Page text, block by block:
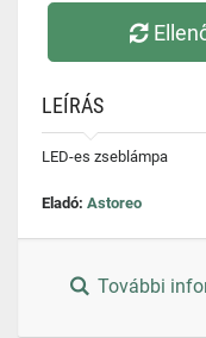
LEÍRÁS
LED-es zseblámpa
Eladó: Astoreo
További